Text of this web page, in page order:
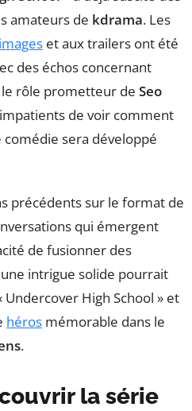
amateurs de kdrama. Les
images et aux trailers ont été
des échos concernant
le rôle prometteur de Seo
de voir comment
comédie sera développé
précédents sur le format de
qui émergent
de fusionner des
intrigue solide pourrait
High School » et
héros mémorable dans le
.
la série